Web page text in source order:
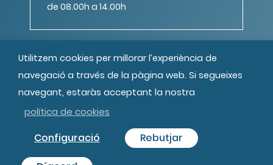
© MIPS Fundació Privada, 2019
Tots els drets reservats
de 08.00h a 14.00h
Utilitzem cookies per millorar l’experiència de
navegació a través de la pàgina web. Si segueixes
navegant, estaràs acceptant la nostra
política de cookies
Configuració Rebutjar